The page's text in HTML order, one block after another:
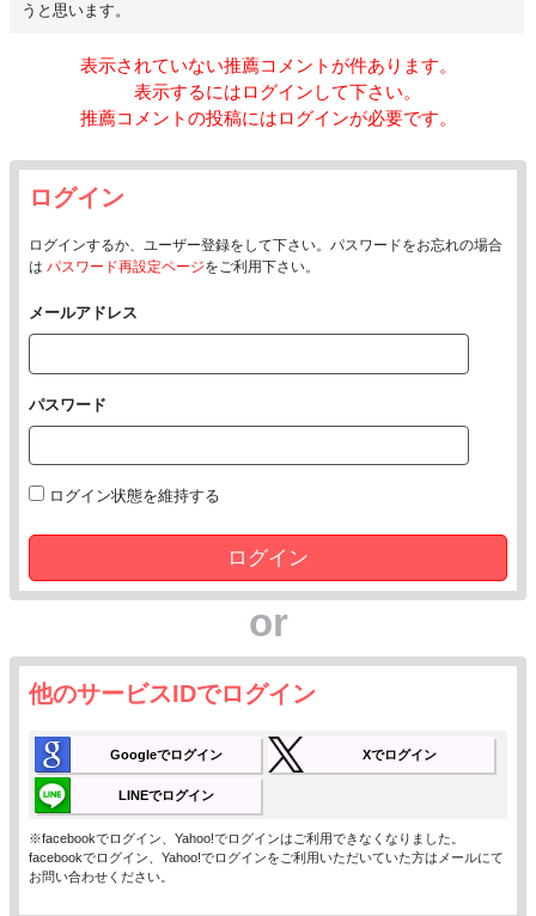
うと思います。
表示されていない推薦コメントが件あります。
表示するにはログインして下さい。
推薦コメントの投稿にはログインが必要です。
ログイン
ログインするか、ユーザー登録をして下さい。パスワードをお忘れの場合
は パスワード再設定ページをご利用下さい。
メールアドレス
パスワード
ログイン状態を維持する
ログイン
or
他のサービスIDでログイン
Googleでログイン Xでログイン
LINEでログイン
※facebookでログイン、Yahoo!でログインはご利用できなくなりました。
facebookでログイン、Yahoo!でログインをご利用いただいていた方はメールにて
お問い合わせください。